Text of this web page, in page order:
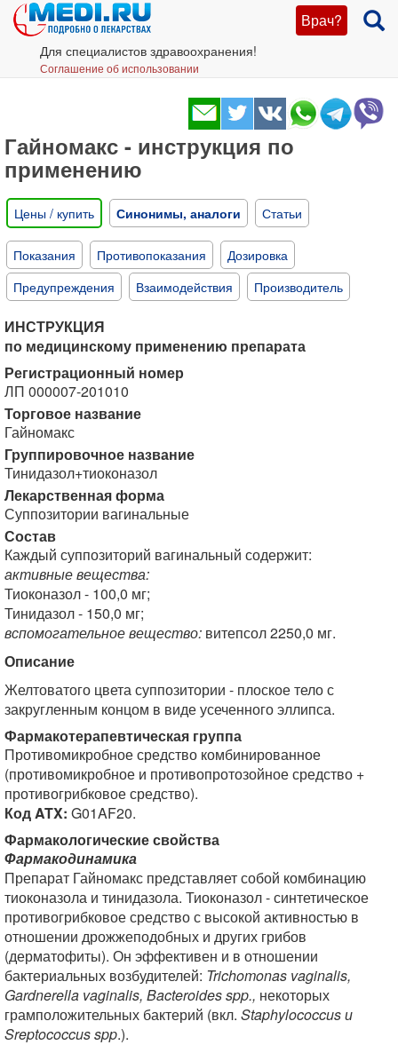
Врач?
Для специалистов здравоохранения!
Соглашение об использовании
Гайномакс - инструкция по
применению
Цены / купить Синонимы, аналоги Статьи
Показания Противопоказания
Дозировка
Предупреждения
Взаимодействия Производитель
ИНСТРУКЦИЯ
по медицинскому применению препарата
Регистрационный номер
ЛП 000007-201010
Торговое название
Гайномакс
Группировочное название
Тинидазол+тиоконазол
Лекарственная форма
Суппозитории вагинальные
Состав
Каждый суппозиторий вагинальный содержит:
активные вещества:
Тиоконазол - 100,0 мг;
Тинидазол - 150,0 мг;
вспомогательное вещество: витепсол 2250,0 мг.
Описание
Желтоватого цвета суппозитории - плоское тело с
закругленным концом в виде усеченного эллипса.
Фармакотерапевтическая группа
Противомикробное средство комбинированное
(противомикробное и противопротозойное средство +
противогрибковое средство).
Код ATX: G01AF20.
Фармакологические свойства
Фармакодинамика
Препарат Гайномакс представляет собой комбинацию
тиоконазола и тинидазола. Тиоконазол - синтетическое
противогрибковое средство с высокой активностью в
отношении дрожжеподобных и других грибов
(дерматофиты). Он эффективен и в отношении
бактериальных возбудителей: Trichomonas vaginalis,
Gardnerella vaginalis, Bacteroides spp., некоторых
грамположительных бактерий (вкл. Staphylococcus и
Sreptococcus spp.).